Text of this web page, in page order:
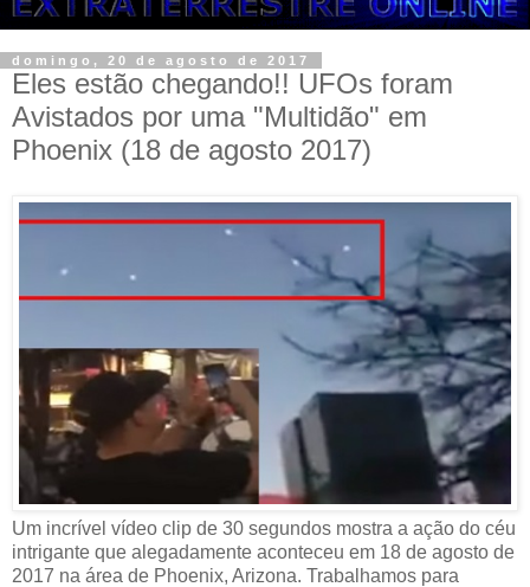
domingo, 20 de agosto de 2017
Eles estão chegando!! UFOs foram
Avistados por uma "Multidão" em
Phoenix (18 de agosto 2017)
Um incrível vídeo clip de 30 segundos mostra a ação do céu
intrigante que alegadamente aconteceu em 18 de agosto de
2017 na área de Phoenix, Arizona. Trabalhamos para